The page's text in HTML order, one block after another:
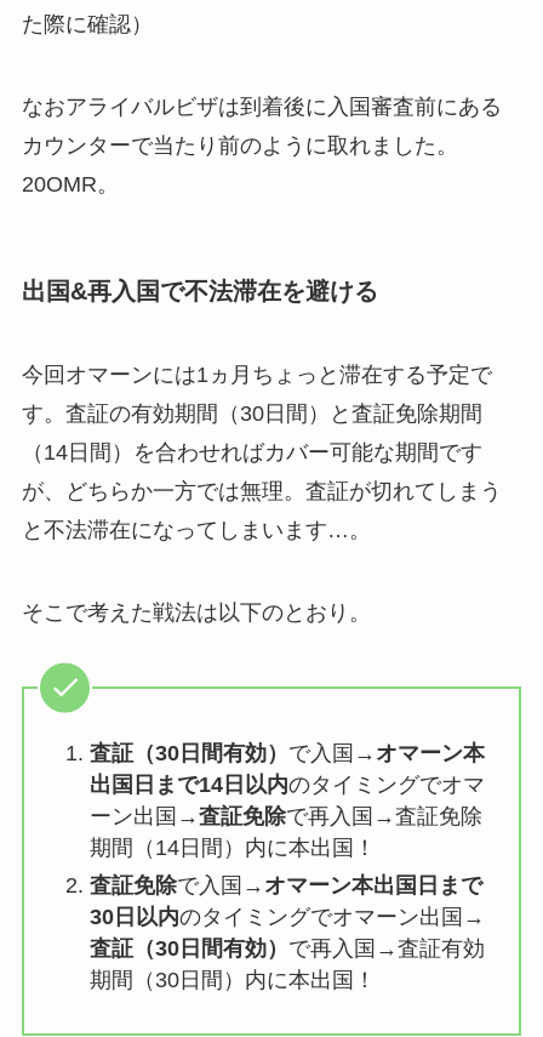
た際に確認）
なおアライバルビザは到着後に入国審査前にある
カウンターで当たり前のように取れました。
20OMR。
出国&再入国で不法滞在を避ける
今回オマーンには1ヵ月ちょっと滞在する予定で
す。査証の有効期間（30日間）と査証免除期間
（14日間）を合わせればカバー可能な期間です
が、どちらか一方では無理。査証が切れてしまう
と不法滞在になってしまいます…。
そこで考えた戦法は以下のとおり。
査証（30日間有効） で入国→ オマーン本
出国日まで14日以内のタイミングでオマ
ーン出国→査証免除で再入国→査証免除
期間（14日間）内に本出国！
査証免除で入国→ オマーン本出国日まで
30日以内のタイミングでオマーン出国→
査証（30日間有効） で再入国→査証有効
期間（30日間）内に本出国！